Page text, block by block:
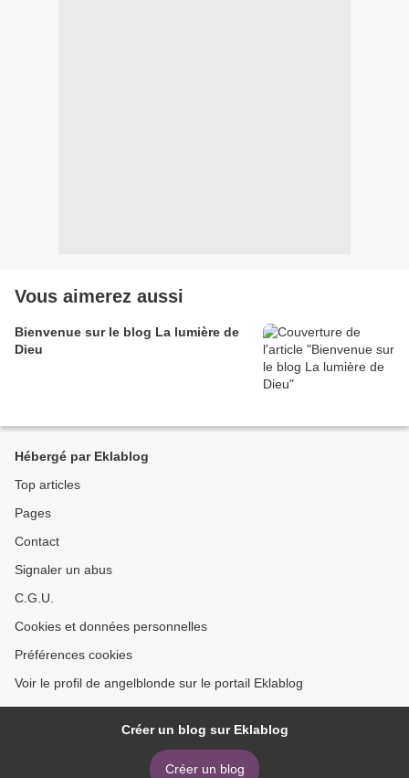
Vous aimerez aussi
Bienvenue sur le blog La lumière de
Dieu
Hébergé par Eklablog
Top articles
Pages
Contact
Signaler un abus
C.G.U.
Cookies et données personnelles
Préférences cookies
Voir le profil de angelblonde sur le portail Eklablog
Créer un blog sur Eklablog
Créer un blog